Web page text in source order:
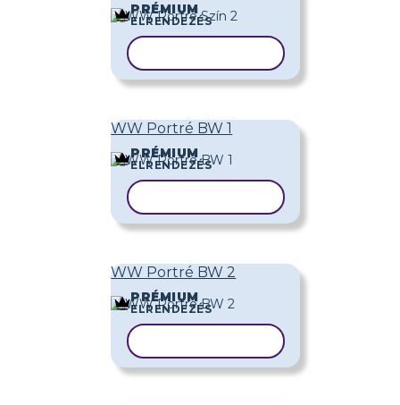
PRÉMIUM
ELRENDEZÉS
WW Portré BW 1
PRÉMIUM
ELRENDEZÉS
WW Portré BW 2
PRÉMIUM
ELRENDEZÉS